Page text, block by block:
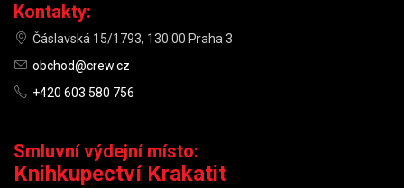
Kontakty:
Čáslavská 15/1793, 130 00 Praha 3
obchod@crew.cz
+420 603 580 756
Smluvní výdejní místo:
Knihkupectví Krakatit